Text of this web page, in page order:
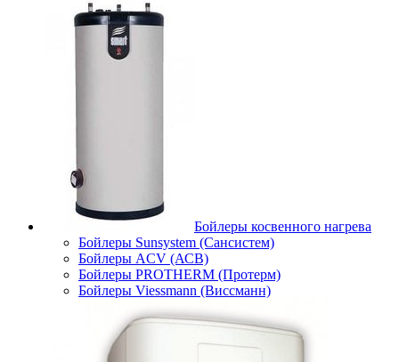
Бойлеры косвенного нагрева
Бойлеры Sunsystem (Сансистем)
Бойлеры ACV (АСВ)
Бойлеры PROTHERM (Протерм)
Бойлеры Viessmann (Виссманн)